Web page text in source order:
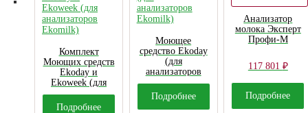
Комплект
Моющих средств
Ekoday и
Ekoweek (для
анализаторов
Ekomilk)
Подробнее
Моющее
средство Ekoday
(для
анализаторов
Ekomilk)
Подробнее
Анализатор
молока Эксперт
Профи-М
117 801 ₽
Подробнее